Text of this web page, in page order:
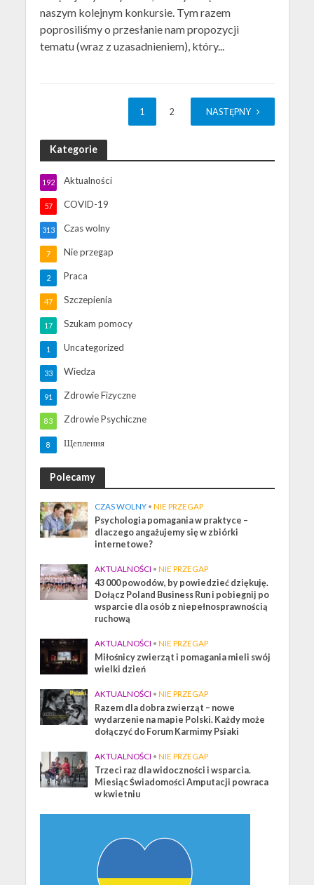
naszym kolejnym konkursie. Tym razem
poprosiliśmy o przesłanie nam propozycji
tematu (wraz z uzasadnieniem), który...
1 2 NASTĘPNY
Kategorie
Aktualności
192
COVID-19
57
Czas wolny
313
Nie przegap
7
Praca
2
Szczepienia
47
Szukam pomocy
17
Uncategorized
1
Wiedza
33
Zdrowie Fizyczne
91
Zdrowie Psychiczne
83
Щеплення
8
Polecamy
CZAS WOLNY • NIE PRZEGAP
Psychologia pomagania w praktyce –
dlaczego angażujemy się w zbiórki
internetowe?
AKTUALNOŚCI • NIE PRZEGAP
43 000 powodów, by powiedzieć dziękuję.
Dołącz Poland Business Run i pobiegnij po
wsparcie dla osób z niepełnosprawnością
ruchową
AKTUALNOŚCI • NIE PRZEGAP
Miłośnicy zwierząt i pomagania mieli swój
wielki dzień
AKTUALNOŚCI • NIE PRZEGAP
Razem dla dobra zwierząt – nowe
wydarzenie na mapie Polski. Każdy może
dołączyć do Forum Karmimy Psiaki
AKTUALNOŚCI • NIE PRZEGAP
Trzeci raz dla widoczności i wsparcia.
Miesiąc Świadomości Amputacji powraca
w kwietniu